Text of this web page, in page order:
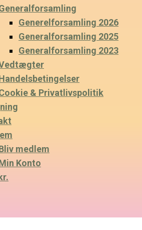
Generelforsamling 2026
Generalforsamling 2025
Generalforsamling 2023
& Privatlivspolitik
medlem
Konto